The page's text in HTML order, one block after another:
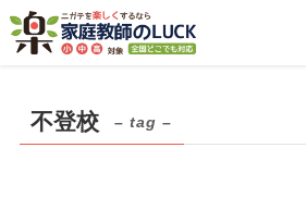
不登校 – tag –